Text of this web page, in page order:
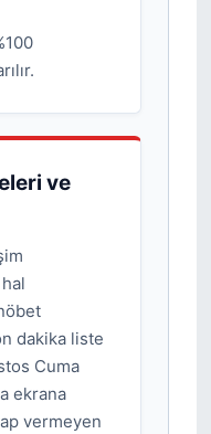
ve
dakika liste
Cuma
ekrana
vermeyen